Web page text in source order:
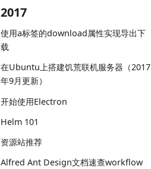
2017
使用a标签的download属性实现导出下
载
在Ubuntu上搭建饥荒联机服务器（2017
年9月更新）
开始使用Electron
Helm 101
资源站推荐
Alfred Ant Design文档速查workflow